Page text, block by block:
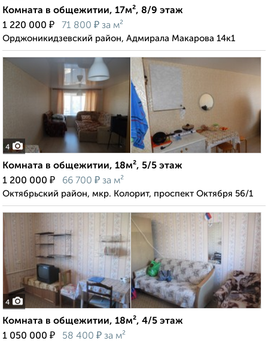
Комната в общежитии, 17м², 8/9 этаж
1 220 000 ₽ 71 800 ₽ за м²
Орджоникидзевский район, Адмирала Макарова 14к1
4
Комната в общежитии, 18м², 5/5 этаж
1 200 000 ₽ 66 700 ₽ за м²
Октябрьский район, мкр. Колорит, проспект Октября 56/1
4
Комната в общежитии, 18м², 4/5 этаж
1 050 000 ₽ 58 400 ₽ за м²